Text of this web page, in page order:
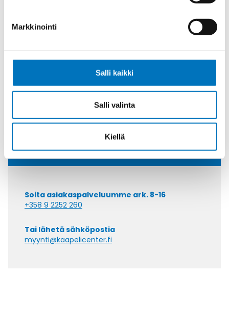
Markkinointi
Salli kaikki
Salli valinta
Kiellä
65
Setrifikaatti Logot
DNV-GL
Kysyttävää?
Anna meidän
auttaa.
Soita asiakaspalveluumme ark. 8-16
+358 9 2252 260
Tai lähetä sähköpostia
myynti@kaapelicenter.fi